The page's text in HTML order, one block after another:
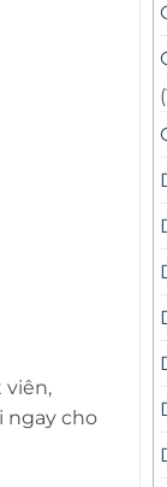
viên,
ngay cho